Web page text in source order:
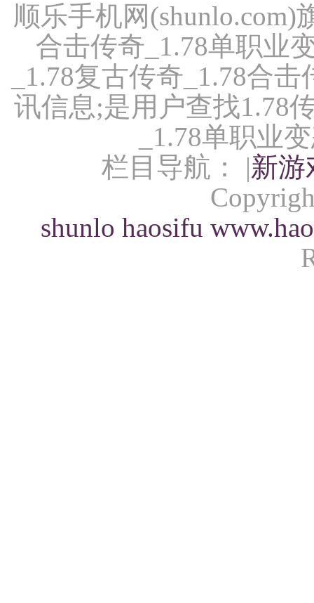
顺乐手机网(shunlo.com)
合击传奇_1.78单职业
_1.78复古传奇_1.78合
讯信息;是用户查找1.78
_1.78单职业
栏目导航： |新游
shunlo haosifu